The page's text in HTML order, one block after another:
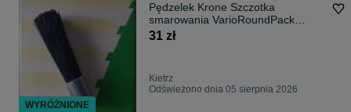
Pędzelek Krone Szczotka
smarowania VarioRoundPack
Comprima Centralnego
31 zł
Kietrz
Odświeżono dnia 05 sierpnia 2026
WYRÓŻNIONE